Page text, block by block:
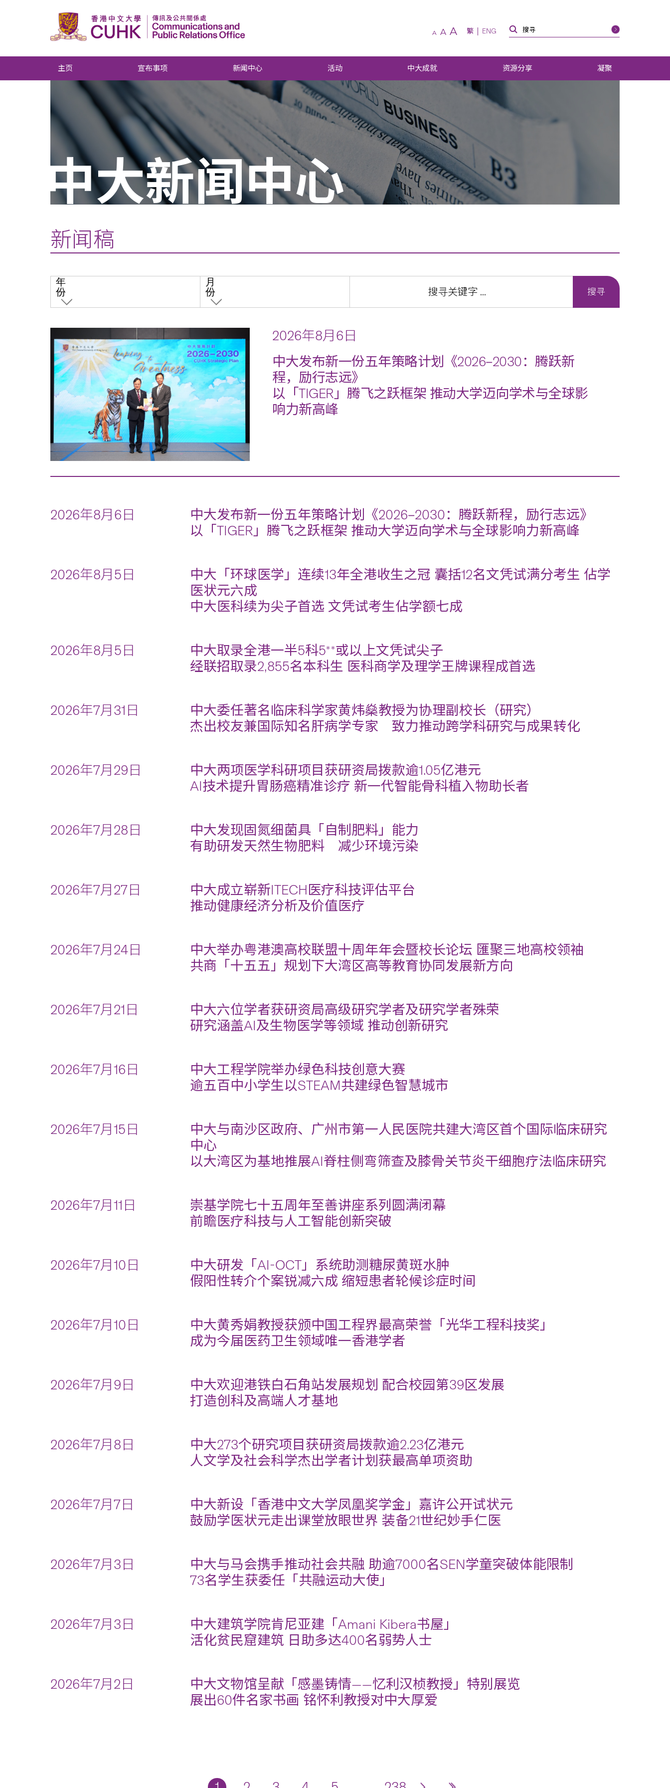
A A A 繁 ENG
主页 宣布事项 新闻中心 活动 中大成就 资源分享 凝聚
中大新闻中心
新闻稿
年
份
月
份
2026年8月6日
中大发布新一份五年策略计划《2026‒2030：腾跃新
程，励行志远》
以「TIGER」腾飞之跃框架 推动大学迈向学术与全球影
响力新高峰
2026年8月6日
中大发布新一份五年策略计划《2026‒2030：腾跃新程，励行志远》
以「TIGER」腾飞之跃框架 推动大学迈向学术与全球影响力新高峰
2026年8月5日
中大「环球医学」连续13年全港收生之冠 囊括12名文凭试满分考生 佔学
医状元六成
中大医科续为尖子首选 文凭试考生佔学额七成
2026年8月5日
中大取录全港一半5科5**或以上文凭试尖子
经联招取录2,855名本科生 医科商学及理学王牌课程成首选
2026年7月31日
中大委任著名临床科学家黄炜燊教授为协理副校长（研究）
杰出校友兼国际知名肝病学专家 致力推动跨学科研究与成果转化
2026年7月29日
中大两项医学科研项目获研资局拨款逾1.05亿港元
AI技术提升胃肠癌精准诊疗 新一代智能骨科植入物助长者
2026年7月28日
中大发现固氮细菌具「自制肥料」能力
有助研发天然生物肥料 减少环境污染
2026年7月27日
中大成立崭新ITECH医疗科技评估平台
推动健康经济分析及价值医疗
2026年7月24日
中大举办粤港澳高校联盟十周年年会暨校长论坛 匯聚三地高校领袖
共商「十五五」规划下大湾区高等教育协同发展新方向
2026年7月21日
中大六位学者获研资局高级研究学者及研究学者殊荣
研究涵盖AI及生物医学等领域 推动创新研究
2026年7月16日
中大工程学院举办绿色科技创意大赛
逾五百中小学生以STEAM共建绿色智慧城市
2026年7月15日
中大与南沙区政府、广州市第一人民医院共建大湾区首个国际临床研究
中心
以大湾区为基地推展AI脊柱侧弯筛查及膝骨关节炎干细胞疗法临床研究
2026年7月11日
崇基学院七十五周年至善讲座系列圆满闭幕
前瞻医疗科技与人工智能创新突破
2026年7月10日
中大研发「AI-OCT」系统助测糖尿黄斑水肿
假阳性转介个案锐减六成 缩短患者轮候诊症时间
2026年7月10日
中大黄秀娟教授获颁中国工程界最高荣誉「光华工程科技奖」
成为今届医药卫生领域唯一香港学者
2026年7月9日
中大欢迎港铁白石角站发展规划 配合校园第39区发展
打造创科及高端人才基地
2026年7月8日
中大273个研究项目获研资局拨款逾2.23亿港元
人文学及社会科学杰出学者计划获最高单项资助
2026年7月7日
中大新设「香港中文大学凤凰奖学金」嘉许公开试状元
鼓励学医状元走出课堂放眼世界 装备21世纪妙手仁医
2026年7月3日
中大与马会携手推动社会共融 助逾7000名SEN学童突破体能限制
73名学生获委任「共融运动大使」
2026年7月3日
中大建筑学院肯尼亚建「Amani Kibera书屋」
活化贫民窟建筑 日助多达400名弱势人士
2026年7月2日
中大文物馆呈献「感墨铸情——忆利汉桢教授」特别展览
展出60件名家书画 铭怀利教授对中大厚爱